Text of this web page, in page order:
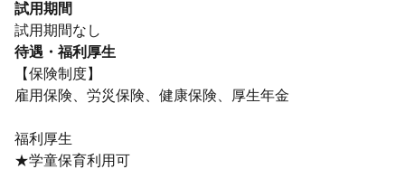
試用期間
試用期間なし
待遇・福利厚生
【保険制度】
雇用保険、労災保険、健康保険、厚生年金
福利厚生
★学童保育利用可